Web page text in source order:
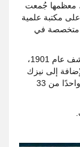
معظمها جُمعت
مكتبة علمية
1778، ومختبرات متخصصة في
من أبرز المعروضات هيكل عظمي كامل لحوت اكتُشف عام 1901،
إلى نيزك
نادر سقط بقرية نخلة في البحيرة عام 1908، ويُعد واحدًا من 33